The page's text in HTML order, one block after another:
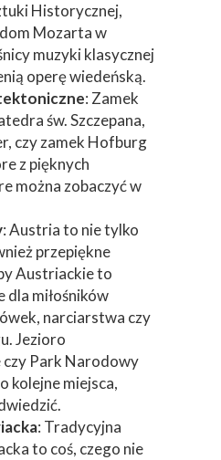
Historycznej,
Mozarta w
muzyki klasycznej
operę wiedeńską.
: Zamek
św. Szczepana,
czy zamek Hofburg
z pięknych
można zobaczyć w
: Austria to nie tylko
przepiękne
Austriackie to
dla miłośników
narciarstwa czy
Jezioro
czy Park Narodowy
kolejne miejsca,
: Tradycyjna
to coś, czego nie